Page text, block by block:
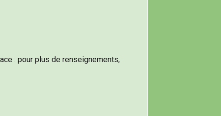
: pour plus de renseignements,